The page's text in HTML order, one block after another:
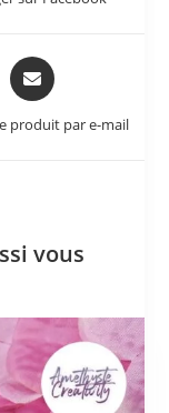
produit par e-mail
vous